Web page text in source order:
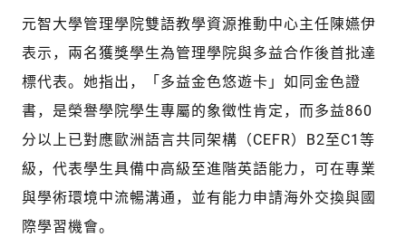
元智大學管理學院雙語教學資源推動中心主任陳嬿伊
表示，兩名獲獎學生為管理學院與多益合作後首批達
標代表。她指出，「多益金色悠遊卡」如同金色證
書，是榮譽學院學生專屬的象徵性肯定，而多益860
分以上已對應歐洲語言共同架構（CEFR）B2至C1等
級，代表學生具備中高級至進階英語能力，可在專業
與學術環境中流暢溝通，並有能力申請海外交換與國
際學習機會。